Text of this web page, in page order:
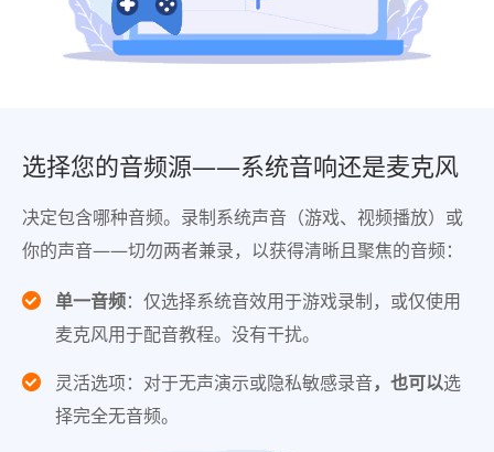
选择您的音频源——系统音响还是麦克风
决定包含哪种音频。录制系统声音（游戏、视频播放）或
你的声音——切勿两者兼录，以获得清晰且聚焦的音频：
单一音频：仅选择系统音效用于游戏录制，或仅使用
麦克风用于配音教程。没有干扰。
灵活选项：对于无声演示或隐私敏感录音，也可以选
择完全无音频。